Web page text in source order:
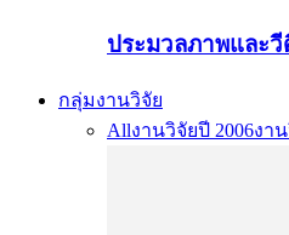
ประมวลภาพและวี
กลุ่มงานวิจัย
Allงานวิจัยปี 2006งา